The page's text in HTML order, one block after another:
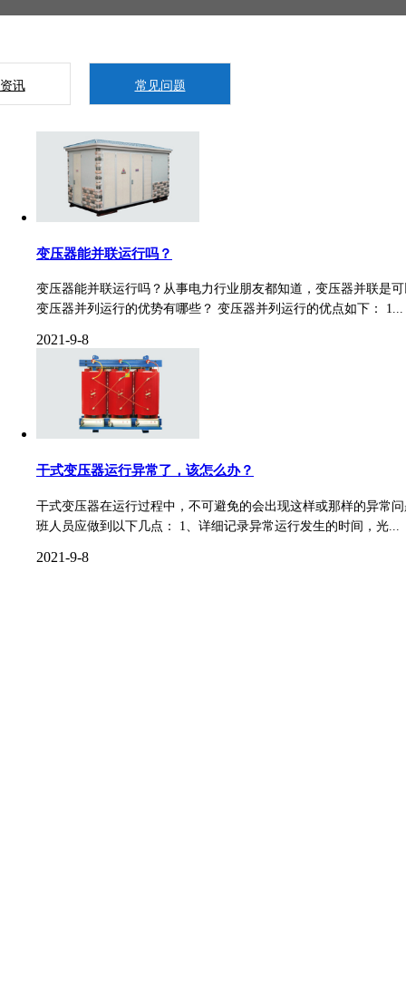
变压器能并联运行吗？
变压器能并联运行吗？从事电力行业朋友都知道，变压器并联是
变压器并列运行的优势有哪些？ 变压器并列运行的优点如下： 1...
2021-9-8
干式变压器运行异常了，该怎么办？
干式变压器在运行过程中，不可避免的会出现这样或那样的异常
班人员应做到以下几点： 1、详细记录异常运行发生的时间，光...
2021-9-8
讯 常见问题